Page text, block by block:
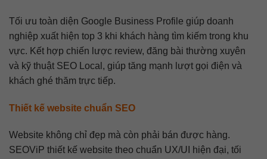
Tối ưu toàn diện Google Business Profile giúp doanh
nghiệp xuất hiện top 3 khi khách hàng tìm kiếm trong khu
vực. Kết hợp chiến lược review, đăng bài thường xuyên
và kỹ thuật SEO Local, giúp tăng mạnh lượt gọi điện và
khách ghé thăm trực tiếp.
Thiết kế website chuẩn SEO
Website không chỉ đẹp mà còn phải bán được hàng.
SEOViP thiết kế website theo chuẩn UX/UI hiện đại, tối